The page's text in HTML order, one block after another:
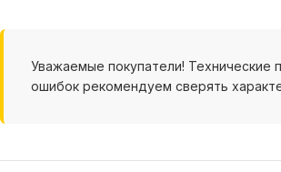
Уважаемые покупатели!
ошибок рекомендуем сверять